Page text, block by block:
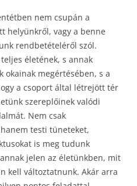
nem csupán a
helyünkről, vagy a benne
rendbetételéről szól.
életének, s annak
okainak megértésében, s a
a csoport által létrejött tér
szereplőinek valódi
Nem csak
testi tüneteket,
is meg tudunk
jelen az életünkben, mit
kell változtatnunk. Akár arra